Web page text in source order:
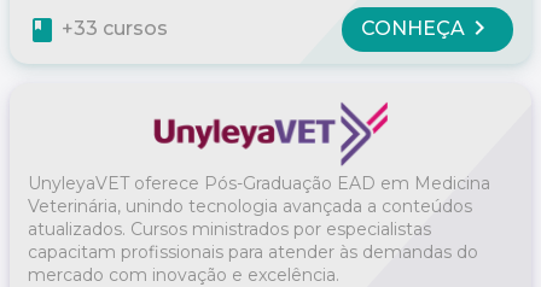
book +33 cursos CONHEÇA chevron_right
UnyleyaVET oferece Pós-Graduação EAD em Medicina
Veterinária, unindo tecnologia avançada a conteúdos
atualizados. Cursos ministrados por especialistas
capacitam profissionais para atender às demandas do
mercado com inovação e excelência.